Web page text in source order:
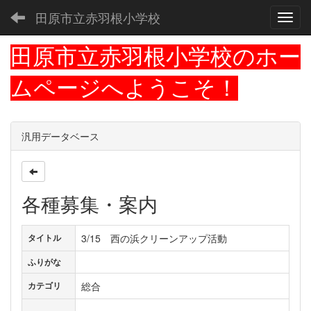
田原市立赤羽根小学校
田原市立赤羽根小学校のホー
ムページへようこそ！
汎用データベース
各種募集・案内
タイトル 3/15 西の浜クリーンアップ活動
ふりがな
カテゴリ
総合